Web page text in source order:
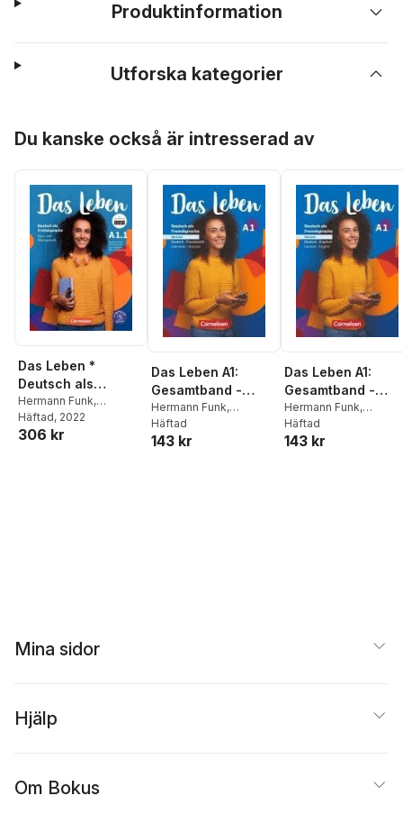
Produktinformation
Utforska kategorier
Du kanske också är intresserad av
Das Leben *
Deutsch als
Fremdsprache -
Allgemeine
Ausgabe * A1.1:
Hermann Funk,
Christina Khun
Nielsen,
Häftad, 2022
306 kr
Das Leben A1:
Gesamtband -
Glossar Deutsch-
Französisch
Hermann Funk,
Christina Kuhn
Häftad
143 kr
Das Leben A1:
Gesamtband -
Glossar Deutsch-
Englisch
Hermann Funk,
Christina Kuhn
Häftad
143 kr
Mina sidor
Hjälp
Om Bokus